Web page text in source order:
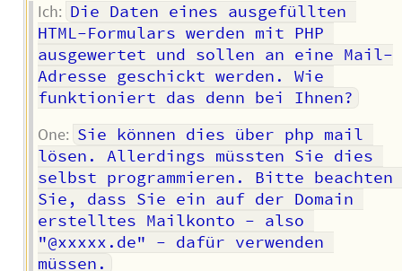
Ich: Die Daten eines ausgefüllten
HTML-Formulars werden mit PHP
ausgewertet und sollen an eine Mail-
Adresse geschickt werden. Wie
funktioniert das denn bei Ihnen?
One: Sie können dies über php mail
lösen. Allerdings müssten Sie dies
selbst programmieren. Bitte beachten
Sie, dass Sie ein auf der Domain
erstelltes Mailkonto - also
"@xxxxx.de" - dafür verwenden
müssen.